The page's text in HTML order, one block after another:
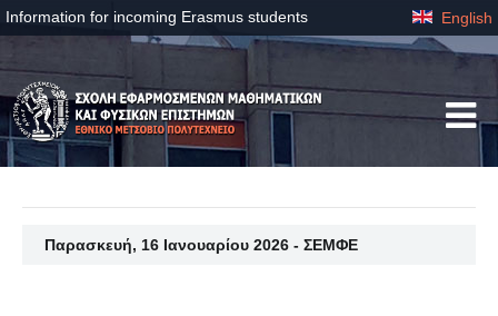
Information for incoming Erasmus students English
Παρασκευή, 16 Ιανουαρίου 2026 - ΣΕΜΦΕ